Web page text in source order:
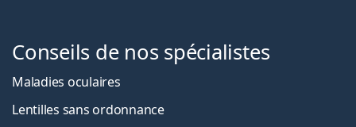
Conseils de nos spécialistes
Maladies oculaires
Lentilles sans ordonnance